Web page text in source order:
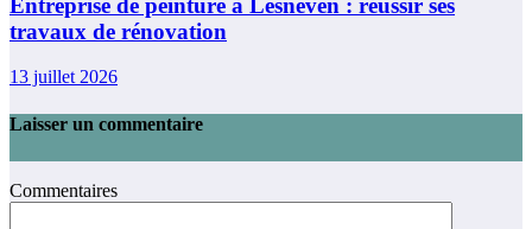
travaux de rénovation
13 juillet 2026
Laisser un commentaire
Commentaires